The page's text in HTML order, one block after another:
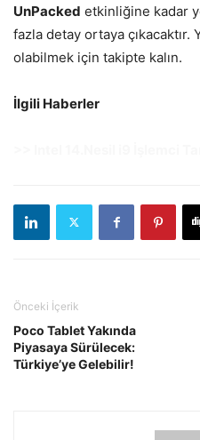
UnPacked etkinliğine kadar
fazla detay ortaya
olabilmek için takipte kalın.
İlgili Haberler
Önceki İçerik
Poco Tablet Yakında
Piyasaya Sürülecek:
Türkiye’ye Gelebilir!